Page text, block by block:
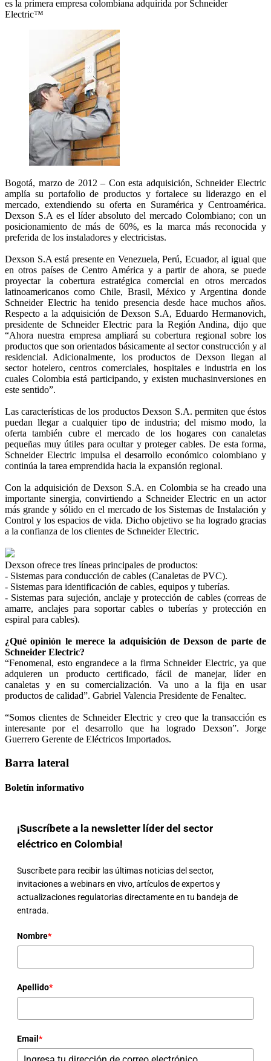
es la primera empresa colombiana adquirida por Schneider
Electric™
Bogotá, marzo de 2012 – Con esta adquisición, Schneider Electric
amplía su portafolio de productos y fortalece su liderazgo en el
mercado, extendiendo su oferta en Suramérica y Centroamérica.
Dexson S.A es el líder absoluto del mercado Colombiano; con un
posicionamiento de más de 60%, es la marca más reconocida y
preferida de los instaladores y electricistas.
Dexson S.A está presente en Venezuela, Perú, Ecuador, al igual que
en otros países de Centro América y a partir de ahora, se puede
proyectar la cobertura estratégica comercial en otros mercados
latinoamericanos como Chile, Brasil, México y Argentina donde
Schneider Electric ha tenido presencia desde hace muchos años.
Respecto a la adquisición de Dexson S.A, Eduardo Hermanovich,
presidente de Schneider Electric para la Región Andina, dijo que
“Ahora nuestra empresa ampliará su cobertura regional sobre los
productos que son orientados básicamente al sector construcción y al
residencial. Adicionalmente, los productos de Dexson llegan al
sector hotelero, centros comerciales, hospitales e industria en los
cuales Colombia está participando, y existen muchasinversiones en
este sentido”.
Las características de los productos Dexson S.A. permiten que éstos
puedan llegar a cualquier tipo de industria; del mismo modo, la
oferta también cubre el mercado de los hogares con canaletas
pequeñas muy útiles para ocultar y proteger cables. De esta forma,
Schneider Electric impulsa el desarrollo económico colombiano y
continúa la tarea emprendida hacia la expansión regional.
Con la adquisición de Dexson S.A. en Colombia se ha creado una
importante sinergia, convirtiendo a Schneider Electric en un actor
más grande y sólido en el mercado de los Sistemas de Instalación y
Control y los espacios de vida. Dicho objetivo se ha logrado gracias
a la confianza de los clientes de Schneider Electric.
Dexson ofrece tres líneas principales de productos:
- Sistemas para conducción de cables (Canaletas de PVC).
- Sistemas para identificación de cables, equipos y tuberías.
- Sistemas para sujeción, anclaje y protección de cables (correas de
amarre, anclajes para soportar cables o tuberías y protección en
espiral para cables).
¿Qué opinión le merece la adquisición de Dexson de parte de
Schneider Electric?
“Fenomenal, esto engrandece a la firma Schneider Electric, ya que
adquieren un producto certificado, fácil de manejar, líder en
canaletas y en su comercialización. Va uno a la fija en usar
productos de calidad”. Gabriel Valencia Presidente de Fenaltec.
“Somos clientes de Schneider Electric y creo que la transacción es
interesante por el desarrollo que ha logrado Dexson”. Jorge
Guerrero Gerente de Eléctricos Importados.
Barra lateral
Boletín informativo
¡Suscríbete a la newsletter líder del sector
eléctrico en Colombia!
Suscríbete para recibir las últimas noticias del sector,
invitaciones a webinars en vivo, artículos de expertos y
actualizaciones regulatorias directamente en tu bandeja de
entrada.
Nombre*
Apellido*
Email *